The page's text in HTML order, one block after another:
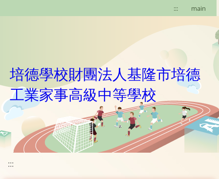
::: main
培德學校財團法人基隆市培德
工業家事高級中等學校
:::